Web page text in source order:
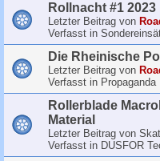
Rollnacht #1 2023
Letzter Beitrag von
Verfasst in
Die Rheinische
Letzter Beitrag von
Verfasst in Propaganda
Rollerblade
Material
Letzter Beitrag von
Verfasst in DUSFOR